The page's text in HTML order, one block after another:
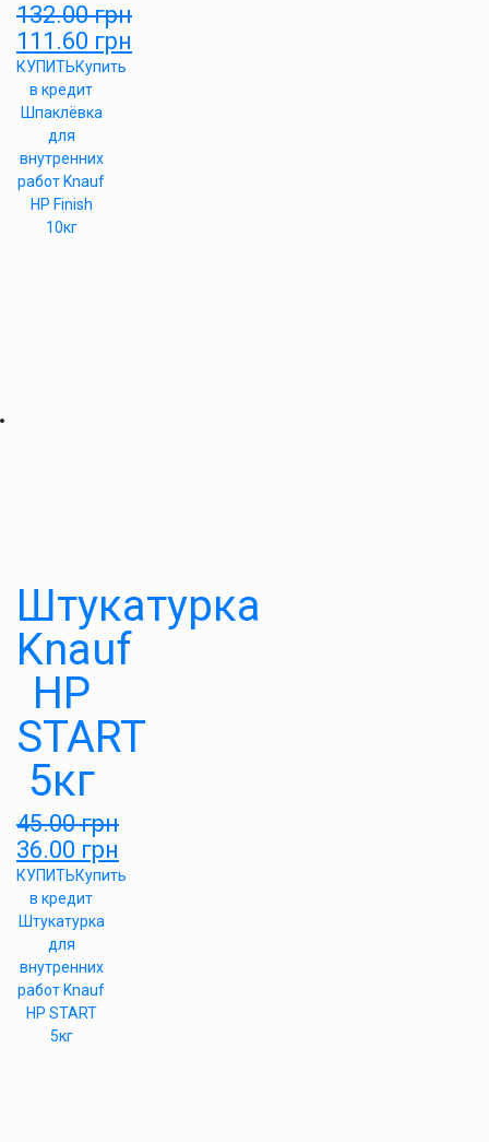
132.00грн
111.60 грн
КУПИТЬКупить
в кредит
Шпаклёвка
для
внутренних
работ Knauf
HP Finish
10кг
Штукатурка
Knauf
HP
START
5кг
45.00грн
36.00 грн
КУПИТЬКупить
в кредит
Штукатурка
для
внутренних
работ Knauf
HP START
5кг